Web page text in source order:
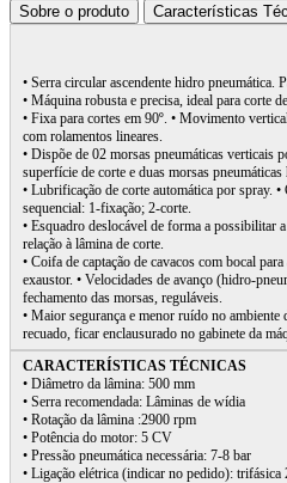
Sobre o produto Características
• Serra circular ascendente hidro pneumática.
• Máquina robusta e precisa, ideal para corte
• Fixa para cortes em 90º. • Movimento
com rolamentos lineares.
• Dispõe de 02 morsas pneumáticas verticais
superfície de corte e duas morsas
• Lubrificação de corte automática por spray.
sequencial: 1-fixação; 2-corte.
• Esquadro deslocável de forma a possibilitar
relação à lâmina de corte.
• Coifa de captação de cavacos com bocal
exaustor. • Velocidades de avanço (hidro-
fechamento das morsas, reguláveis.
• Maior segurança e menor ruído no ambiente
recuado, ficar enclausurado no gabinete da
CARACTERÍSTICAS TÉCNICAS
• Diâmetro da lâmina: 500 mm
• Serra recomendada: Lâminas de wídia
• Rotação da lâmina :2900 rpm
• Potência do motor: 5 CV
• Pressão pneumática necessária: 7-8 bar
• Ligação elétrica (indicar no pedido):